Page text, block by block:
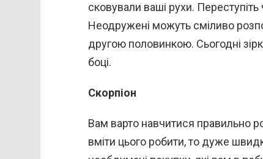
сковували ваші рухи. Переступіть
Неодружені можуть сміливо
другою половинкою. Сьогодні
боці.
Скорпіон
Вам варто навчитися правильно
вміти цього робити, то дуже